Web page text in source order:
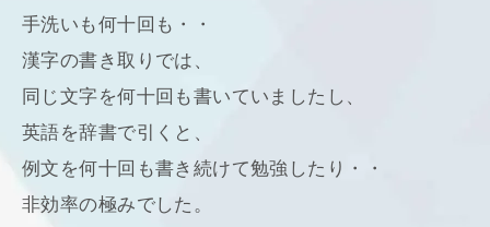
手洗いも何十回も・・
漢字の書き取りでは、
同じ文字を何十回も書いていましたし、
英語を辞書で引くと、
例文を何十回も書き続けて勉強したり・・
非効率の極みでした。